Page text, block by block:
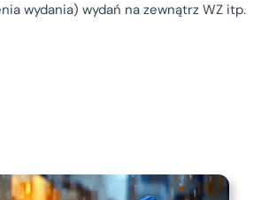
wydania) wydań na zewnątrz WZ itp.